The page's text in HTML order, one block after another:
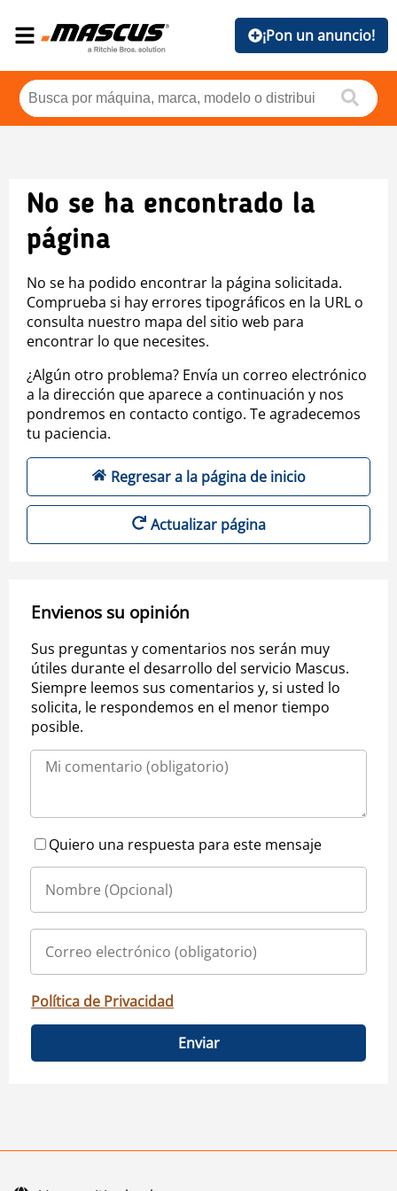
¡Pon un anuncio!
No se ha encontrado la
página
No se ha podido encontrar la página solicitada.
Comprueba si hay errores tipográficos en la URL o
consulta nuestro mapa del sitio web para
encontrar lo que necesites.
¿Algún otro problema? Envía un correo electrónico
a la dirección que aparece a continuación y nos
pondremos en contacto contigo. Te agradecemos
tu paciencia.
Regresar a la página de inicio
Actualizar página
Envienos su opinión
Sus preguntas y comentarios nos serán muy
útiles durante el desarrollo del servicio Mascus.
Siempre leemos sus comentarios y, si usted lo
solicita, le respondemos en el menor tiempo
posible.
Quiero una respuesta para este mensaje
Política de Privacidad
Enviar